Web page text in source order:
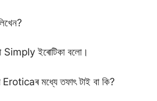
ইৰোটিকা বলো।
মধ্যে তফাৎ টাই বা কি?